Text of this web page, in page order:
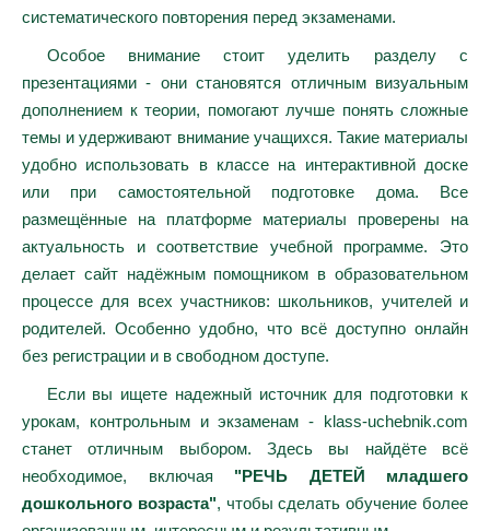
систематического повторения перед экзаменами.
Особое внимание стоит уделить разделу с
презентациями - они становятся отличным визуальным
дополнением к теории, помогают лучше понять сложные
темы и удерживают внимание учащихся. Такие материалы
удобно использовать в классе на интерактивной доске
или при самостоятельной подготовке дома. Все
размещённые на платформе материалы проверены на
актуальность и соответствие учебной программе. Это
делает сайт надёжным помощником в образовательном
процессе для всех участников: школьников, учителей и
родителей. Особенно удобно, что всё доступно онлайн
без регистрации и в свободном доступе.
Если вы ищете надежный источник для подготовки к
урокам, контрольным и экзаменам - klass-uchebnik.com
станет отличным выбором. Здесь вы найдёте всё
необходимое, включая "РЕЧЬ ДЕТЕЙ младшего
дошкольного возраста", чтобы сделать обучение более